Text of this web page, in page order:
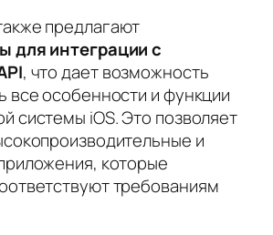
предлагают
для интеграции с
, что дает возможность
все особенности и функции
системы iOS. Это позволяет
и
которые
требованиям